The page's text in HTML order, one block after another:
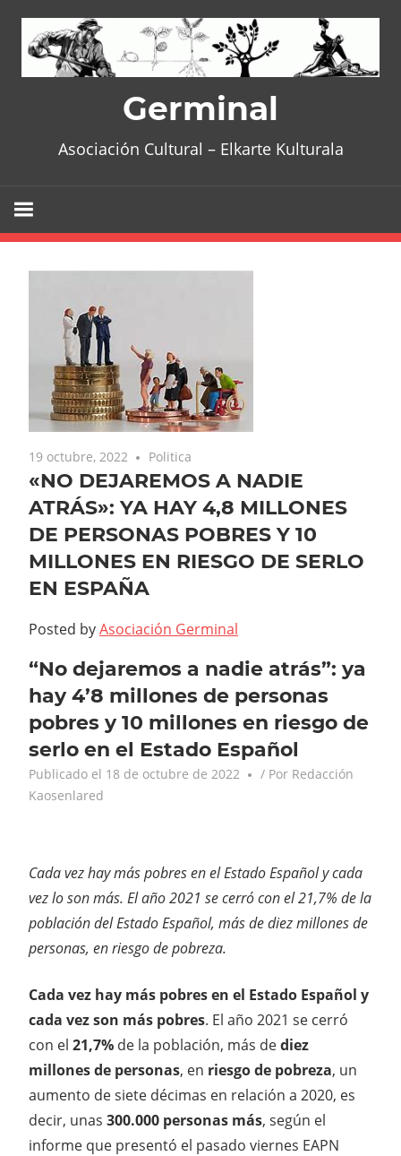
content
Germinal
Asociación Cultural – Elkarte Kulturala
19 octubre, 2022 Politica
«NO DEJAREMOS A NADIE
ATRÁS»: YA HAY 4,8 MILLONES
DE PERSONAS POBRES Y 10
MILLONES EN RIESGO DE SERLO
EN ESPAÑA
Posted byAsociación Germinal
“No dejaremos a nadie atrás”: ya
hay 4’8 millones de personas
pobres y 10 millones en riesgo de
serlo en el Estado Español
Publicado el 18 de octubre de 2022 / Por Redacción
Kaosenlared
Cada vez hay más pobres en el Estado Español y cada
vez lo son más. El año 2021 se cerró con el 21,7% de la
población del Estado Español, más de diez millones de
personas, en riesgo de pobreza.
Cada vez hay más pobres en el Estado Español y
cada vez son más pobres. El año 2021 se cerró
con el 21,7% de la población, más dediez
millones de personas, en riesgo de pobreza, un
aumento de siete décimas en relación a 2020, es
decir, unas 300.000 personas más, según el
informe que presentó el pasado viernes EAPN